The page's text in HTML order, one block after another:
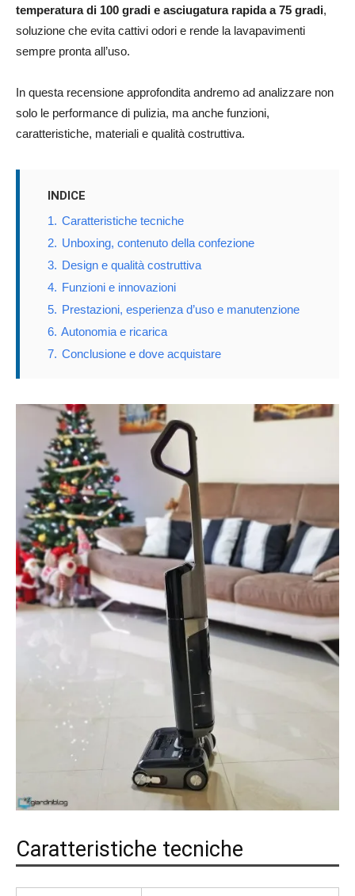
temperatura di 100 gradi e asciugatura rapida a 75 gradi,
soluzione che evita cattivi odori e rende la lavapavimenti
sempre pronta all’uso.
In questa recensione approfondita andremo ad analizzare non
solo le performance di pulizia, ma anche funzioni,
caratteristiche, materiali e qualità costruttiva.
INDICE
1. Caratteristiche tecniche
2. Unboxing, contenuto della confezione
3. Design e qualità costruttiva
4. Funzioni e innovazioni
5. Prestazioni, esperienza d’uso e manutenzione
6. Autonomia e ricarica
7. Conclusione e dove acquistare
Caratteristiche tecniche